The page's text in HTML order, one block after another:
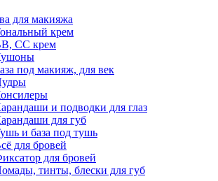
для макияжа
крем
CC крем
под макияж, для век
и подводки для глаз
для губ
и база под тушь
для бровей
для бровей
тинты, блески для губ